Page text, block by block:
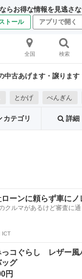
らお得な情報を見逃さな
トール アプリで開く
全国 検索
中古あげます・譲ります
とかげ ぺんぎん
カテゴリ 詳細
ローンに頼らず車にノ
クルマがあるけど審査に
ICT
っコぐらし レザー風
ッグ
円